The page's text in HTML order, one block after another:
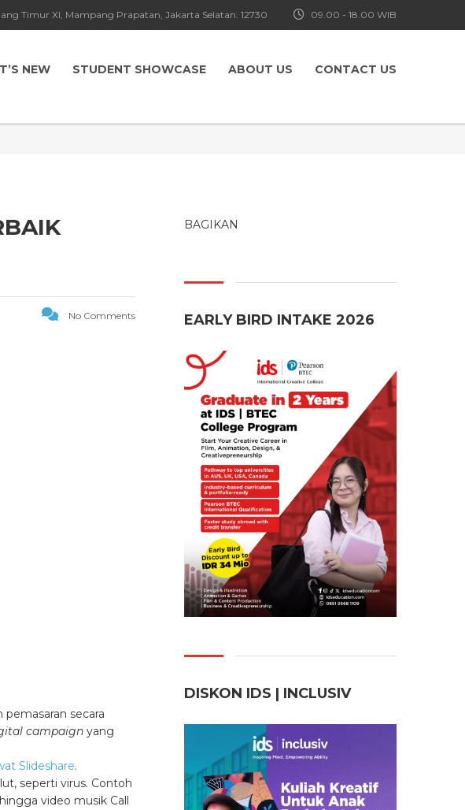
09.00 - 18.00 WIB
Timur XI, Mampang Prapatan, Jakarta Selatan. 12730
NEW STUDENT SHOWCASE ABOUT US CONTACT US
No Comments
secara
campaign yang
Slideshare.
seperti virus. Contoh
video musik Call
BAGIKAN
EARLY BIRD INTAKE 2026
DISKON IDS | INCLUSIV